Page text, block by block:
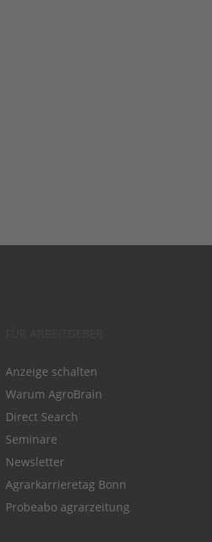
Anzeige schalten
Warum AgroBrain
Direct Search
Seminare
Newsletter
Agrarkarrieretag Bonn
Probeabo agrarzeitung